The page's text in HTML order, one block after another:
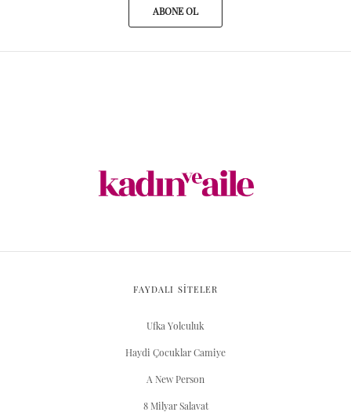
ABONE OL
FAYDALI SİTELER
Ufka Yolculuk
Haydi Çocuklar Camiye
A New Person
8 Milyar Salavat